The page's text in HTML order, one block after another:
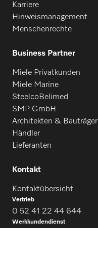
Karriere
Hinweismanagement
Menschenrechte
Business Partner
Miele Privatkunden
Miele Marine
SteelcoBelimed
SMP GmbH
Architekten & Bauträger
Händler
Lieferanten
Kontakt
Kontaktübersicht
Vertrieb
0 52 41 22 44 644
Werkkundendienst